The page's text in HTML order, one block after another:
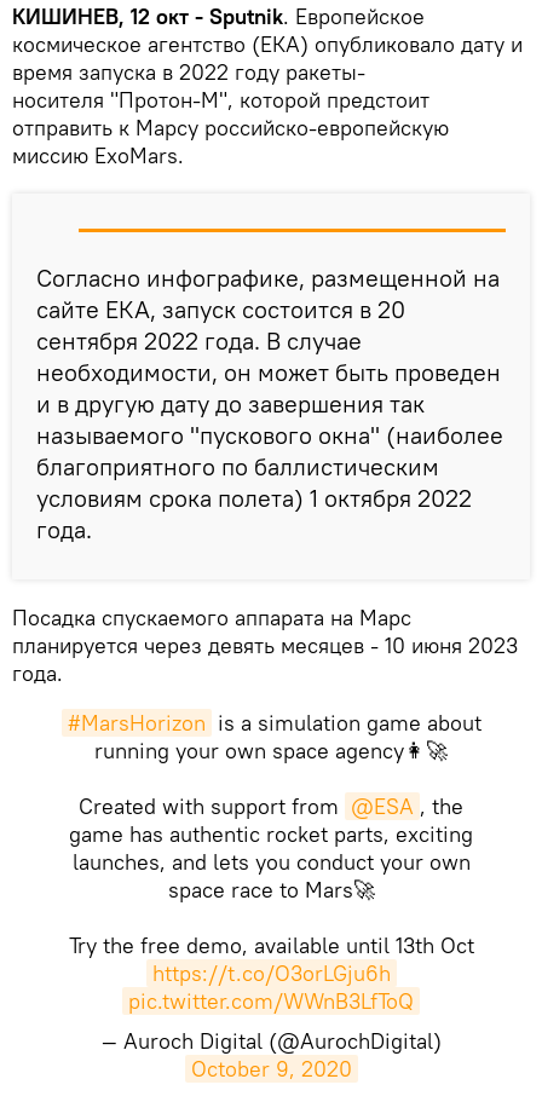
КИШИНЕВ, 12 окт - Sputnik. Европейское
космическое агентство (ЕКА) опубликовало дату и
время запуска в 2022 году ракеты-
носителя "Протон-М", которой предстоит
отправить к Марсу российско-европейскую
миссию ExoMars.
Согласно инфографике, размещенной на
сайте ЕКА, запуск состоится в 20
сентября 2022 года. В случае
необходимости, он может быть проведен
и в другую дату до завершения так
называемого "пускового окна" (наиболее
благоприятного по баллистическим
условиям срока полета) 1 октября 2022
года.
Посадка спускаемого аппарата на Марс
планируется через девять месяцев - 10 июня 2023
года.
#MarsHorizon is a simulation game about
running your own space agency👩‍🚀
Created with support from @ESA , the
game has authentic rocket parts, exciting
launches, and lets you conduct your own
space race to Mars🚀
Try the free demo, available until 13th Oct
https://t.co/O3orLGju6h
pic.twitter.com/WWnB3LfToQ
— Auroch Digital (@AurochDigital)
October 9, 2020